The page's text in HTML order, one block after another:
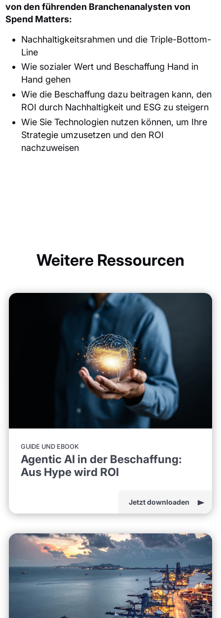
von den führenden Branchenanalysten von
Spend Matters:
Nachhaltigkeitsrahmen und die Triple-Bottom-
Line
Wie sozialer Wert und Beschaffung Hand in
Hand gehen
Wie die Beschaffung dazu beitragen kann, den
ROI durch Nachhaltigkeit und ESG zu steigern
Wie Sie Technologien nutzen können, um Ihre
Strategie umzusetzen und den ROI
nachzuweisen
Weitere Ressourcen
GUIDE UND EBOOK
Agentic AI in der Beschaffung:
Aus Hype wird ROI
Jetzt downloaden